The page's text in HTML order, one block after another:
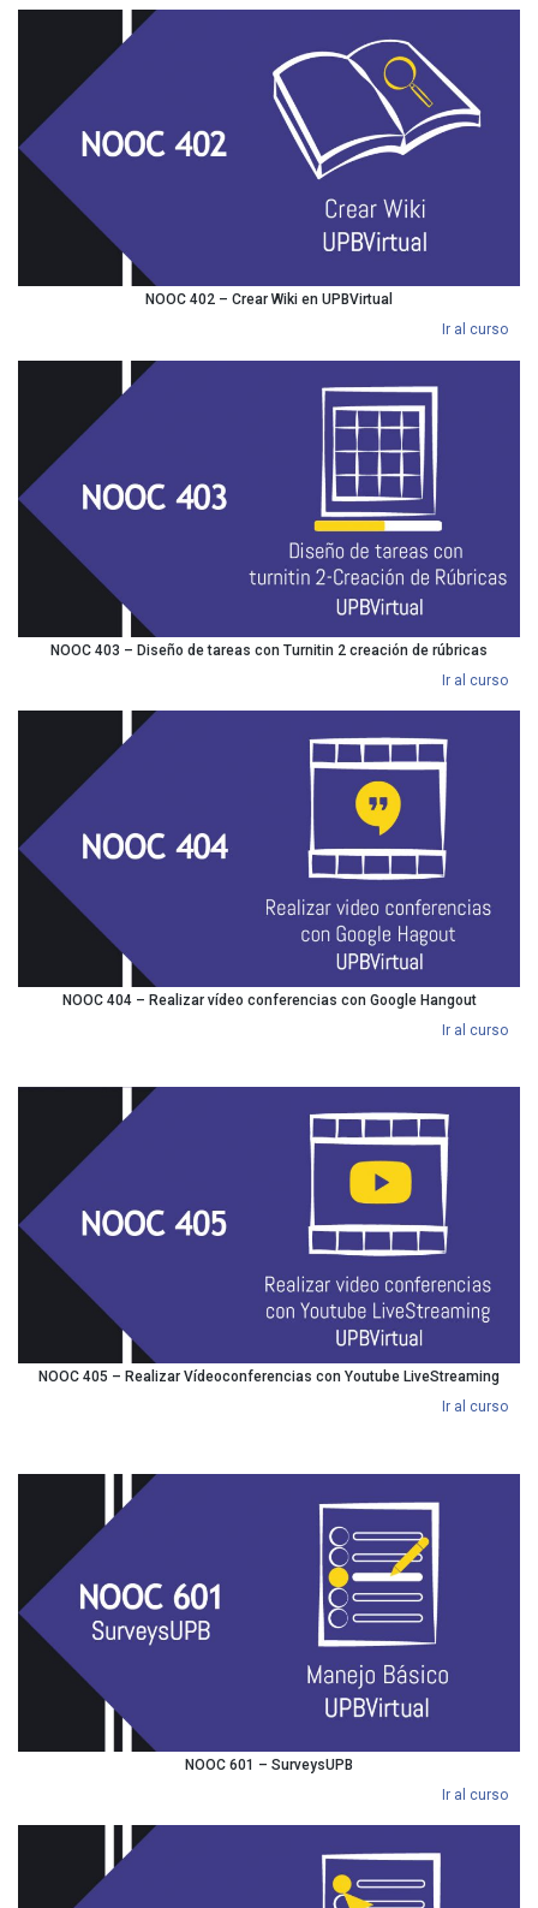
NOOC 402 – Crear Wiki en UPBVirtual
Ir al curso
NOOC 403 – Diseño de tareas con Turnitin 2 creación de rúbricas
Ir al curso
NOOC 404 – Realizar vídeo conferencias con Google Hangout
Ir al curso
NOOC 405 – Realizar Vídeoconferencias con Youtube LiveStreaming
Ir al curso
NOOC 601 – SurveysUPB
Ir al curso